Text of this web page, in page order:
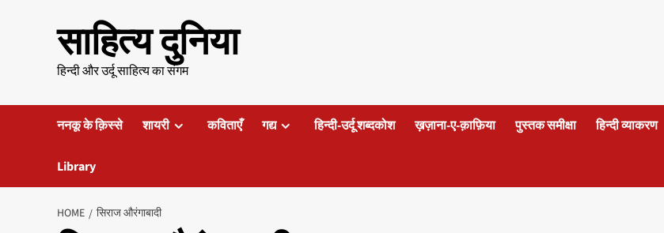
साहित्य दुनिया
हिन्दी और उर्दू साहित्य का संगम
ननकू के क़िस्से शायरी कविताएँ गद्य हिन्दी-उर्दू शब्दकोश ख़ज़ाना-ए-क़ाफ़िया पुस्तक समीक्षा हिन्दी व्याकरण
Library
HOME सिराज औरंगाबादी